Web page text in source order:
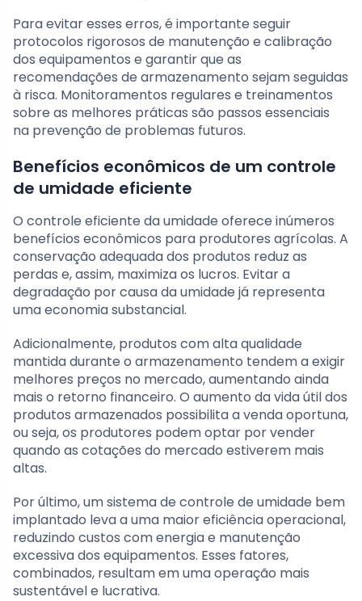
Para evitar esses erros, é importante seguir
protocolos rigorosos de manutenção e calibração
dos equipamentos e garantir que as
recomendações de armazenamento sejam seguidas
à risca. Monitoramentos regulares e treinamentos
sobre as melhores práticas são passos essenciais
na prevenção de problemas futuros.
Benefícios econômicos de um controle
de umidade eficiente
O controle eficiente da umidade oferece inúmeros
benefícios econômicos para produtores agrícolas. A
conservação adequada dos produtos reduz as
perdas e, assim, maximiza os lucros. Evitar a
degradação por causa da umidade já representa
uma economia substancial.
Adicionalmente, produtos com alta qualidade
mantida durante o armazenamento tendem a exigir
melhores preços no mercado, aumentando ainda
mais o retorno financeiro. O aumento da vida útil dos
produtos armazenados possibilita a venda oportuna,
ou seja, os produtores podem optar por vender
quando as cotações do mercado estiverem mais
altas.
Por último, um sistema de controle de umidade bem
implantado leva a uma maior eficiência operacional,
reduzindo custos com energia e manutenção
excessiva dos equipamentos. Esses fatores,
combinados, resultam em uma operação mais
sustentável e lucrativa.